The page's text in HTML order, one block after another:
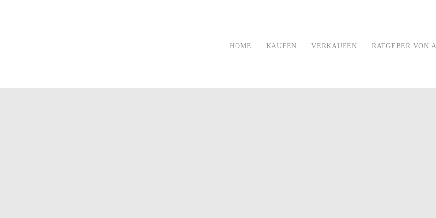
HOME KAUFEN VERKAUFEN RATGEBER VON